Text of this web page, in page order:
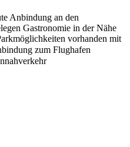
Anbindung an den
Gastronomie in der Nähe
vorhanden mit
zum Flughafen